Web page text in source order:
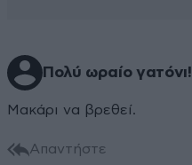
Πολύ ωραίο γατόνι!
Μακάρι να βρεθεί.
Απαντήστε